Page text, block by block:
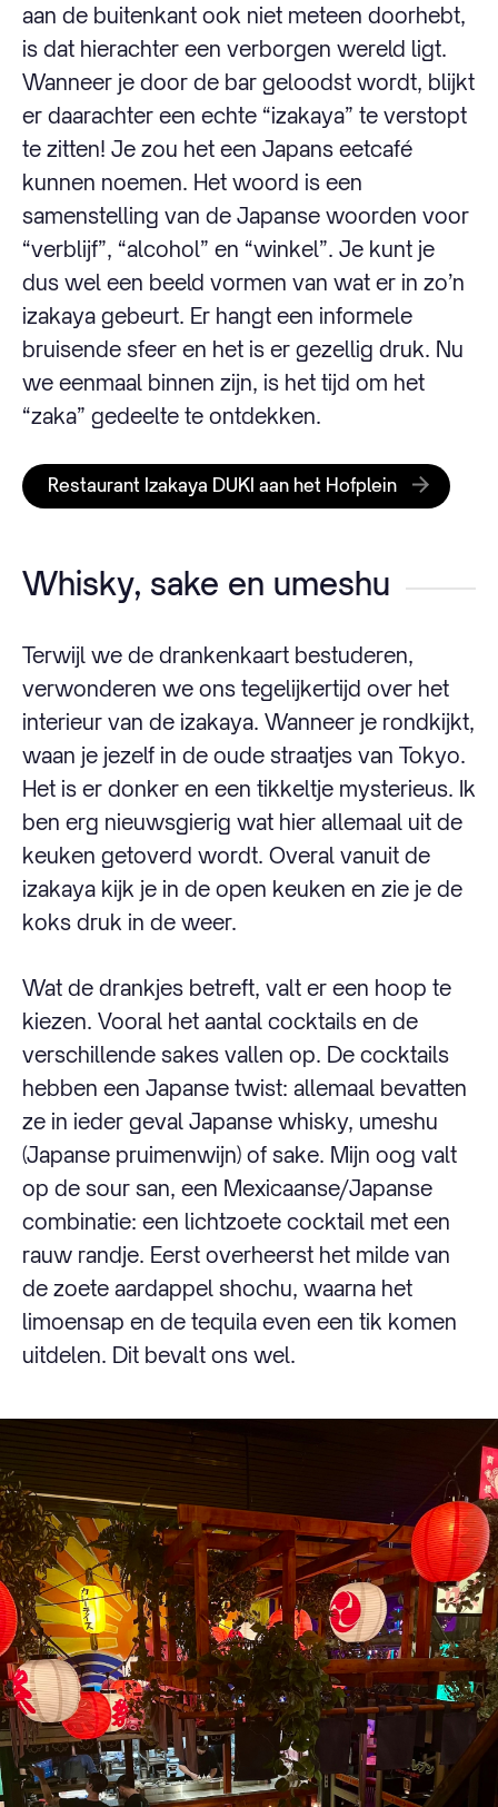
aan de buitenkant ook niet meteen doorhebt,
is dat hierachter een verborgen wereld ligt.
Wanneer je door de bar geloodst wordt, blijkt
er daarachter een echte “izakaya” te verstopt
te zitten! Je zou het een Japans eetcafé
kunnen noemen. Het woord is een
samenstelling van de Japanse woorden voor
“verblijf”, “alcohol” en “winkel”. Je kunt je
dus wel een beeld vormen van wat er in zo’n
izakaya gebeurt. Er hangt een informele
bruisende sfeer en het is er gezellig druk. Nu
we eenmaal binnen zijn, is het tijd om het
“zaka” gedeelte te ontdekken.
Restaurant Izakaya DUKI aan het Hofplein
Whisky, sake en umeshu
Terwijl we de drankenkaart bestuderen,
verwonderen we ons tegelijkertijd over het
interieur van de izakaya. Wanneer je rondkijkt,
waan je jezelf in de oude straatjes van Tokyo.
Het is er donker en een tikkeltje mysterieus. Ik
ben erg nieuwsgierig wat hier allemaal uit de
keuken getoverd wordt. Overal vanuit de
izakaya kijk je in de open keuken en zie je de
koks druk in de weer.
Wat de drankjes betreft, valt er een hoop te
kiezen. Vooral het aantal cocktails en de
verschillende sakes vallen op. De cocktails
hebben een Japanse twist: allemaal bevatten
ze in ieder geval Japanse whisky, umeshu
(Japanse pruimenwijn) of sake. Mijn oog valt
op de sour san, een Mexicaanse/Japanse
combinatie: een lichtzoete cocktail met een
rauw randje. Eerst overheerst het milde van
de zoete aardappel shochu, waarna het
limoensap en de tequila even een tik komen
uitdelen. Dit bevalt ons wel.